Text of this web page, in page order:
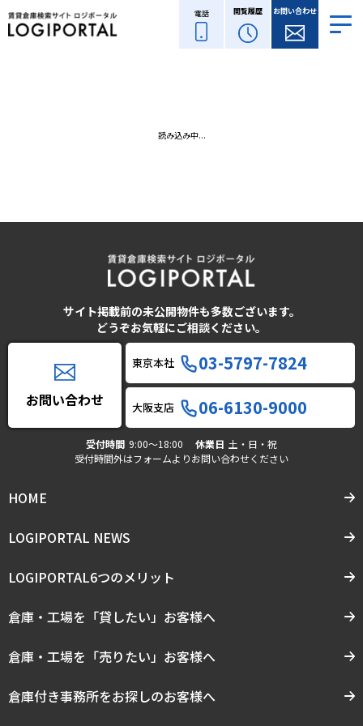
電話 閲覧履歴 お問い合わせ
読み込み中...
サイト掲載前の未公開物件も多数ございます。
どうぞお気軽にご相談ください。
お問い合わせ
東京本社 03-5797-7824
大阪支店 06-6130-9000
受付時間 9:00〜18:00 休業日 土・日・祝
受付時間外はフォームよりお問い合わせください
HOME
LOGIPORTAL NEWS
LOGIPORTAL6つのメリット
倉庫・工場を「貸したい」お客様へ
倉庫・工場を「売りたい」お客様へ
倉庫付き事務所をお探しのお客様へ